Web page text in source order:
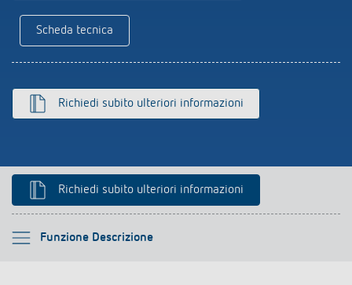
Scheda tecnica
Richiedi subito ulteriori informazioni
Richiedi subito ulteriori informazioni
Funzione Descrizione
Si prega di selezionare